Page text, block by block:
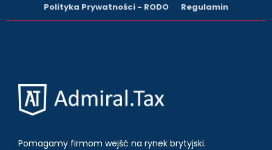
Polityka Prywatności - RODO
Regulamin
Pomagamy firmom wejść na rynek brytyjski.